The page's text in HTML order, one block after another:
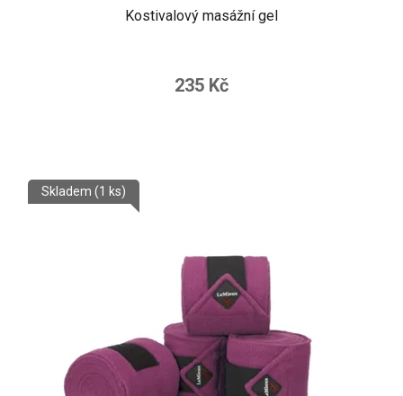
Kostivalový masážní gel
235 Kč
Skladem (1 ks)